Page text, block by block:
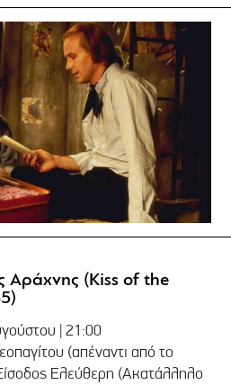
Αράχνης (Kiss of the
| 21:00
(απέναντι από το
Ελεύθερη (Ακατάλληλο